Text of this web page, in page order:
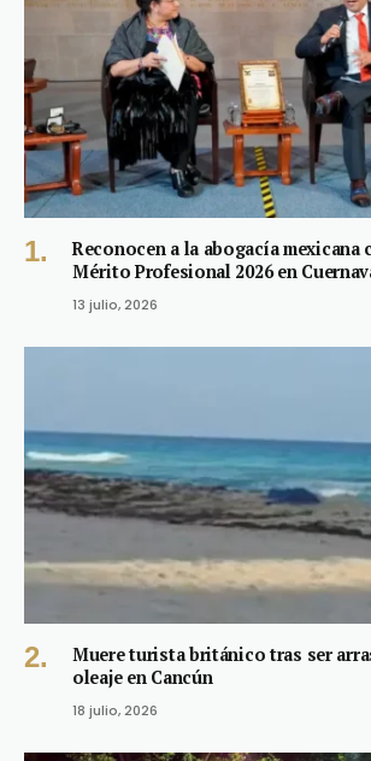
Reconocen a la abogacía mexicana
Mérito Profesional 2026 en
13 julio, 2026
Muere turista británico tras ser
oleaje en Cancún
18 julio, 2026